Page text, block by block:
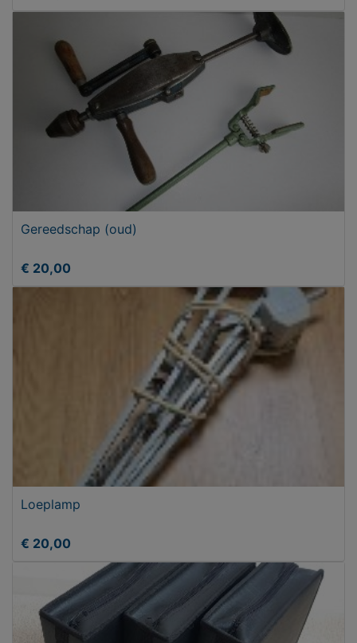
Gereedschap (oud)
€ 20,00
Loeplamp
€ 20,00